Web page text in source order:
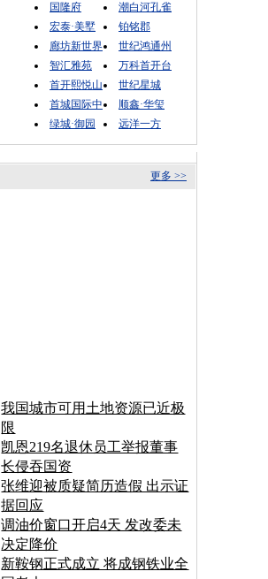
国隆府
潮白河孔雀
宏泰·美墅
铂铭郡
廊坊新世界
世纪鸿通州
智汇雅苑
万科首开台
首开熙悦山
世纪星城
首城国际中
顺鑫·华玺
绿城·御园
远洋一方
更多 >>
我国城市可用土地资源已近极
限
凯恩219名退休员工举报董事
长侵吞国资
张维迎被质疑简历造假 出示证
据回应
调油价窗口开启4天 发改委未
决定降价
新鞍钢正式成立 将成钢铁业全